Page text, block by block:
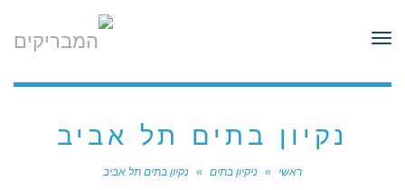
תפריט
נקיון בתים תל אביב
ראשי » ניקיון בתים » נקיון בתים תל אביב